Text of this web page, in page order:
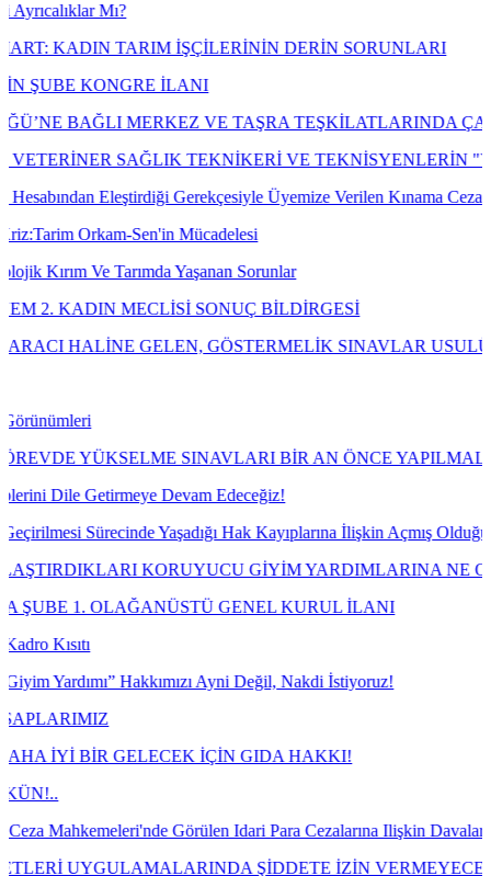
TARIM İŞÇİLERİNİN DERİN SORUNLARI
İLANI
MERKEZ VE TAŞRA TEŞKİLATLARINDA ÇALIŞAN
SAĞLIK TEKNİKERİ VE TEKNİSYENLERİN
Gerekçesiyle Üyemize Verilen Kınama Cezasının İptali İçin
Sen'in Mücadelesi
Tarımda Yaşanan Sorunlar
MECLİSİ SONUÇ BİLDİRGESİ
GELEN, GÖSTERMELİK SINAVLAR USULÜNE
SINAVLARI BİR AN ÖNCE YAPILMALIDIR!
Devam Edeceğiz!
Yaşadığı Hak Kayıplarına İlişkin Açmış Olduğumuz Davayı
KORUYUCU GİYİM YARDIMLARINA NE OLDU?
GENEL KURUL İLANI
Hakkımızı Ayni Değil, Nakdi İstiyoruz!
GELECEK İÇİN GIDA HAKKI!
Görülen Idari Para Cezalarına Ilişkin Davaların
ŞİDDETE İZİN VERMEYECEĞİZ!